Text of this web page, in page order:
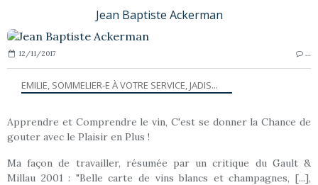
Jean Baptiste Ackerman
12/11/2017
EMILIE, SOMMELIER-E À VOTRE SERVICE, JADIS...
Apprendre et Comprendre le vin, C'est se donner la Chance de
gouter avec le Plaisir en Plus !
Ma façon de travailler, résumée par un critique du Gault &
Millau 2001 : "Belle carte de vins blancs et champagnes, [...],